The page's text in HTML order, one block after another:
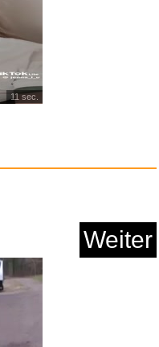
Anzeige
11 sec.
Weiter